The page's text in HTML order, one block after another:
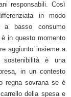
responsabili. Così
in modo
a basso consumo
in questo momento
aggiunto insieme a
è una
in un contesto
regna sovrana se è
della spesa e